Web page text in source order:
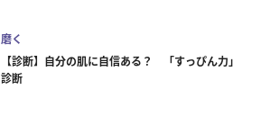
磨く
【診断】自分の肌に自信ある？ 「すっぴん力」
診断